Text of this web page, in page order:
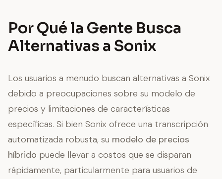
Por Qué la Gente Busca
Alternativas a Sonix
Los usuarios a menudo buscan alternativas a Sonix
debido a preocupaciones sobre su modelo de
precios y limitaciones de características
específicas. Si bien Sonix ofrece una transcripción
automatizada robusta, su modelo de precios
híbrido puede llevar a costos que se disparan
rápidamente, particularmente para usuarios de